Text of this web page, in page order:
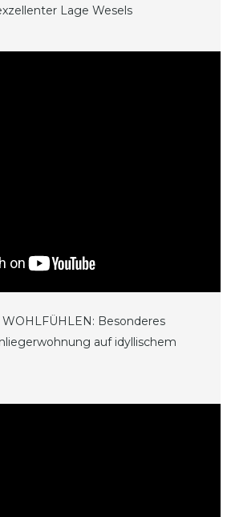
Lage Wesels
Besonderes
auf idyllischem